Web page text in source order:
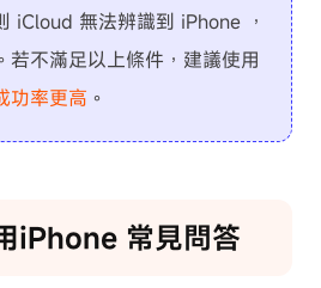
iCloud 無法辨識到 iPhone ，
若不滿足以上條件，建議使用
功率更高 。
iPhone 常見問答